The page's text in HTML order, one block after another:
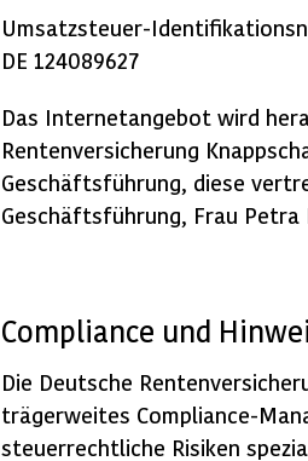
Umsatzsteuer-
DE 124089627
Das Internetangebot wird
Rentenversicherung
Geschäftsführung, diese
Geschäftsführung, Frau Petra
Compliance und
Die Deutsche
trägerweites Compliance-
steuerrechtliche Risiken